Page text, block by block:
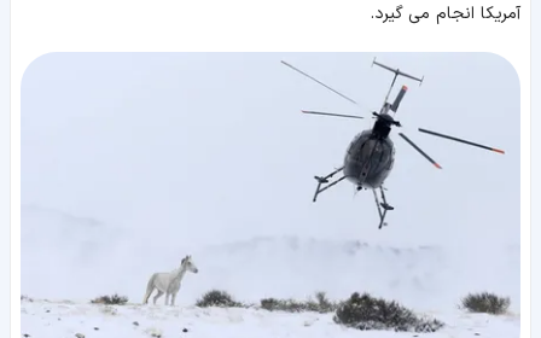
آمریکا انجام می گیرد.